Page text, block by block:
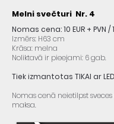
Melni svečturi Nr. 4
Nomas cena: 10 EUR + PVN /
Izmērs: H63 cm
Krāsa: melna
Noliktavā ir pieejami: 6 gab.
Tiek izmantotas TIKAI ar
Nomas cenā neietilpst
maksa.